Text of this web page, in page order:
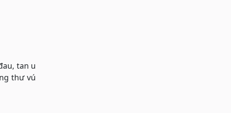
tan u
thư vú